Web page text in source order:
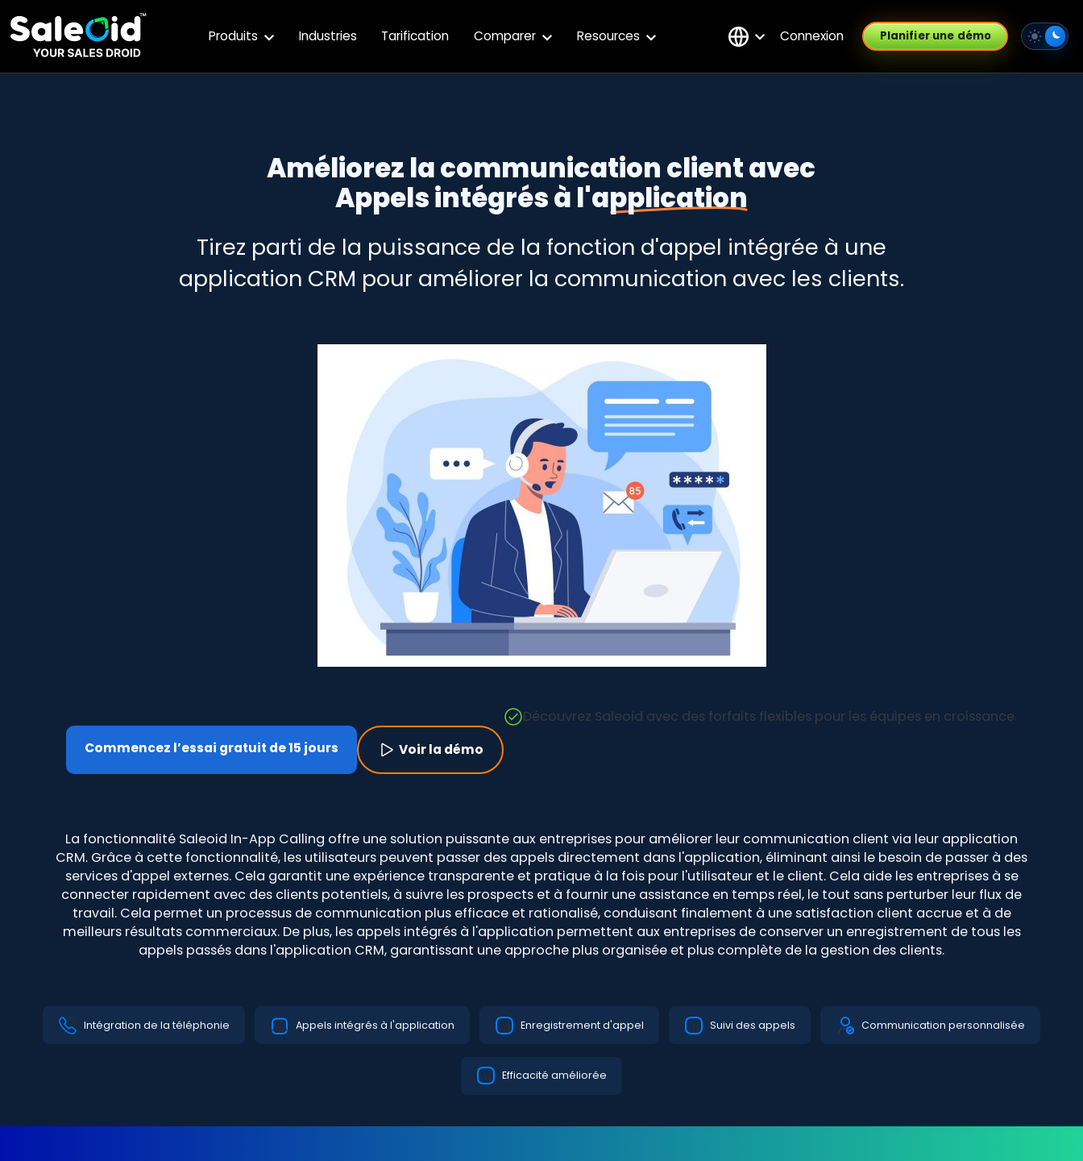
Produits Industries Tarification Comparer Resources Connexion Planifier une démo
Améliorez la communication client avec
Appels intégrés à l'application
Tirez parti de la puissance de la fonction d'appel intégrée à une
application CRM pour améliorer la communication avec les clients.
Commencez l’essai gratuit de 15 jours Voir la démo
Découvrez Saleoid avec des forfaits flexibles pour les équipes en croissance.
La fonctionnalité Saleoid In-App Calling offre une solution puissante aux entreprises pour améliorer leur communication client via leur application
CRM. Grâce à cette fonctionnalité, les utilisateurs peuvent passer des appels directement dans l'application, éliminant ainsi le besoin de passer à des
services d'appel externes. Cela garantit une expérience transparente et pratique à la fois pour l'utilisateur et le client. Cela aide les entreprises à se
connecter rapidement avec des clients potentiels, à suivre les prospects et à fournir une assistance en temps réel, le tout sans perturber leur flux de
travail. Cela permet un processus de communication plus efficace et rationalisé, conduisant finalement à une satisfaction client accrue et à de
meilleurs résultats commerciaux. De plus, les appels intégrés à l'application permettent aux entreprises de conserver un enregistrement de tous les
appels passés dans l'application CRM, garantissant une approche plus organisée et plus complète de la gestion des clients.
Intégration de la téléphonie Appels intégrés à l'application Enregistrement d'appel Suivi des appels Communication personnalisée
Efficacité améliorée